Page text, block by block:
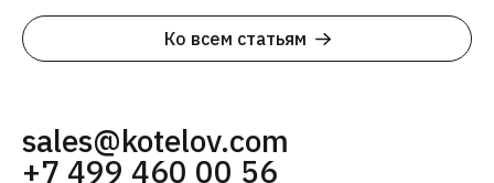
Ко всем статьям
sales@kotelov.com
+7 499 460 00 56